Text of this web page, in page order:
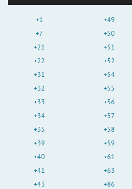
+1
+7
+21
+22
+31
+32
+33
+34
+35
+39
+40
+41
+43
+49
+50
+51
+52
+54
+55
+56
+57
+58
+59
+61
+63
+86